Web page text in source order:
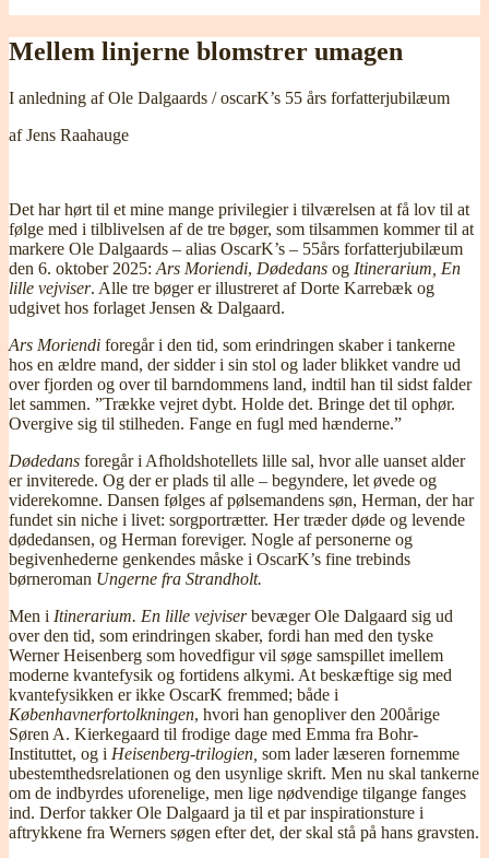
Mellem linjerne blomstrer umagen
I anledning af Ole Dalgaards / oscarK’s 55 års forfatterjubilæum
af Jens Raahauge
Det har hørt til et mine mange privilegier i tilværelsen at få lov til at
følge med i tilblivelsen af de tre bøger, som tilsammen kommer til at
markere Ole Dalgaards – alias OscarK’s – 55års forfatterjubilæum
den 6. oktober 2025: Ars Moriendi, Dødedans og Itinerarium, En
lille vejviser. Alle tre bøger er illustreret af Dorte Karrebæk og
udgivet hos forlaget Jensen & Dalgaard.
Ars Moriendi foregår i den tid, som erindringen skaber i tankerne
hos en ældre mand, der sidder i sin stol og lader blikket vandre ud
over fjorden og over til barndommens land, indtil han til sidst falder
let sammen. ”Trække vejret dybt. Holde det. Bringe det til ophør.
Overgive sig til stilheden. Fange en fugl med hænderne.”
Dødedans foregår i Afholdshotellets lille sal, hvor alle uanset alder
er inviterede. Og der er plads til alle – begyndere, let øvede og
viderekomne. Dansen følges af pølsemandens søn, Herman, der har
fundet sin niche i livet: sorgportrætter. Her træder døde og levende
dødedansen, og Herman foreviger. Nogle af personerne og
begivenhederne genkendes måske i OscarK’s fine trebinds
børneroman Ungerne fra Strandholt.
Men i Itinerarium. En lille vejviserbevæger Ole Dalgaard sig ud
over den tid, som erindringen skaber, fordi han med den tyske
Werner Heisenberg som hovedfigur vil søge samspillet imellem
moderne kvantefysik og fortidens alkymi. At beskæftige sig med
kvantefysikken er ikke OscarK fremmed; både i
Københavnerfortolkningen, hvori han genopliver den 200årige
Søren A. Kierkegaard til frodige dage med Emma fra Bohr-
Instituttet, og i Heisenberg-trilogien, som lader læseren fornemme
ubestemthedsrelationen og den usynlige skrift. Men nu skal tankerne
om de indbyrdes uforenelige, men lige nødvendige tilgange fanges
ind. Derfor takker Ole Dalgaard ja til et par inspirationsture i
aftrykkene fra Werners søgen efter det, der skal stå på hans gravsten.